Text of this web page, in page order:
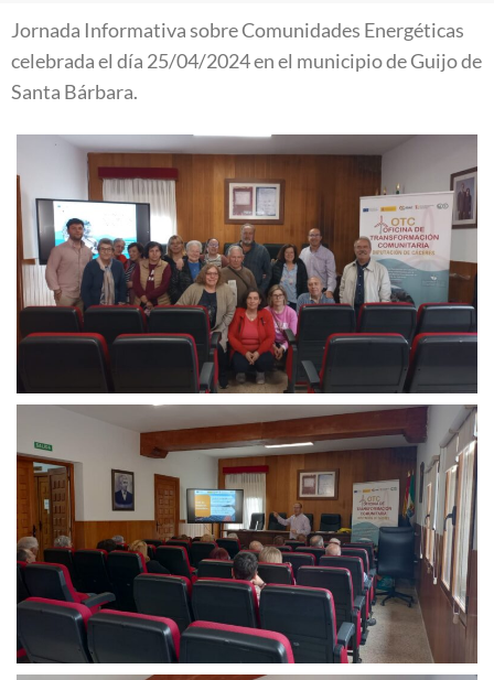
Jornada Informativa sobre Comunidades Energéticas
celebrada el día 25/04/2024 en el municipio de Guijo de
Santa Bárbara.